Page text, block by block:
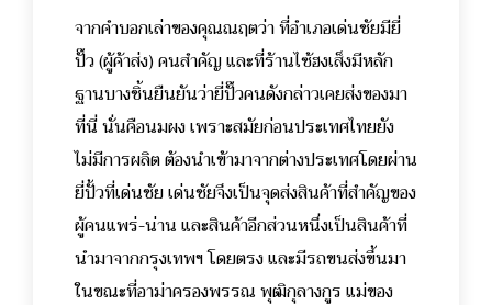
จากคำบอกเล่าของคุณณฤตว่า ที่อำเภอเด่นชัยมียี่
ปั๊ว (ผู้ค้าส่ง) คนสำคัญ และที่ร้านไซ้ฮงเส็งมีหลัก
ฐานบางชิ้นยืนยันว่ายี่ปั๊วคนดังกล่าวเคยส่งของมา
ที่นี่ นั่นคือนมผง เพราะสมัยก่อนประเทศไทยยัง
ไม่มีการผลิต ต้องนำเข้ามาจากต่างประเทศโดยผ่าน
ยี่ปั้วที่เด่นชัย เด่นชัยจึงเป็นจุดส่งสินค้าที่สำคัญของ
ผู้คนแพร่-น่าน และสินค้าอีกส่วนหนึ่งเป็นสินค้าที่
นำมาจากกรุงเทพฯ โดยตรง และมีรถขนส่งขึ้นมา
ในขณะที่อาม่าครองพรรณ พุฒิกุลางกูร แม่ของ